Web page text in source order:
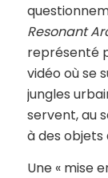
Resonant
représenté
vidéo où se
jungles
servent, au
à des
Une « mise